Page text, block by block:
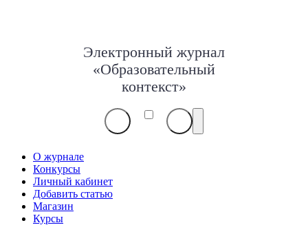
Электронный журнал
«Образовательный
контекст»
О журнале
Конкурсы
Личный кабинет
Добавить статью
Магазин
Курсы